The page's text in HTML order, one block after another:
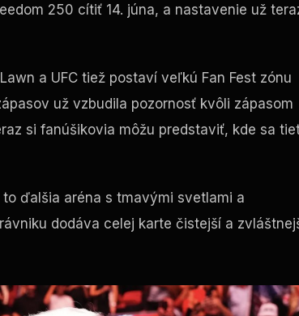
250 cítiť 14. júna, a nastavenie už
a UFC tiež postaví veľkú Fan Fest zónu
už vzbudila pozornosť kvôli zápasom
si fanúšikovia môžu predstaviť, kde sa
ďalšia aréna s tmavými svetlami a
dodáva celej karte čistejší a